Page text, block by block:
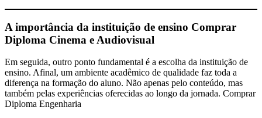
A importância da instituição de ensino Comprar
Diploma Cinema e Audiovisual
Em seguida, outro ponto fundamental é a escolha da instituição de
ensino. Afinal, um ambiente acadêmico de qualidade faz toda a
diferença na formação do aluno. Não apenas pelo conteúdo, mas
também pelas experiências oferecidas ao longo da jornada. Comprar
Diploma Engenharia